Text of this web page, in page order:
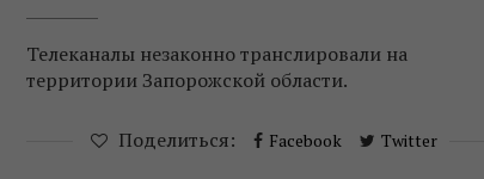
Телеканалы незаконно транслировали на
территории Запорожской области.
Поделиться: Facebook Twitter